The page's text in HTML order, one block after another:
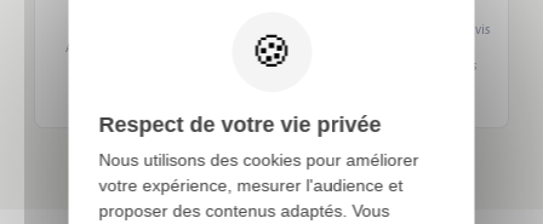
A partir de
2 avis
TTC / 1 pcs
Respect de votre vie privée
Nous utilisons des cookies pour améliorer
votre expérience, mesurer l'audience et
proposer des contenus adaptés. Vous